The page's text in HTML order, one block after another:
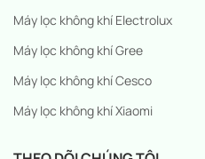
Máy lọc không khí Electrolux
Máy lọc không khí Gree
Máy lọc không khí Cesco
Máy lọc không khí Xiaomi